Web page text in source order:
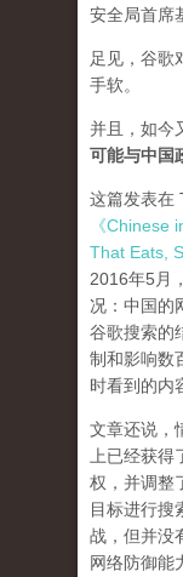
安全局首席
足见，谷歌
手软。
并且，如
可能与中国
这篇发表在
《Chinese
That Eats,
2016年5月
况：中国的
谷歌搜索的
制和影响数
时看到的内
文章还说，
上已经获
权，并调整
目标进行搜
战，但并没
网络防御能